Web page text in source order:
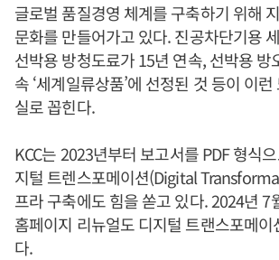
글로벌 품질경영 체계를 구축하기 위해
문화를 만들어가고 있다. 진공차단기용
선박용 방청도료가 15년 연속, 선박용 방
속 ‘세계일류상품’에 선정된 것 등이 이
실로 꼽힌다.
KCC는 2023년부터 보고서를 PDF 형식
지털 트렌스포메이션(Digital
프라 구축에도 힘을 쏟고 있다. 2024년 7
홈페이지 리뉴얼도 디지털 트랜스포메이
다.